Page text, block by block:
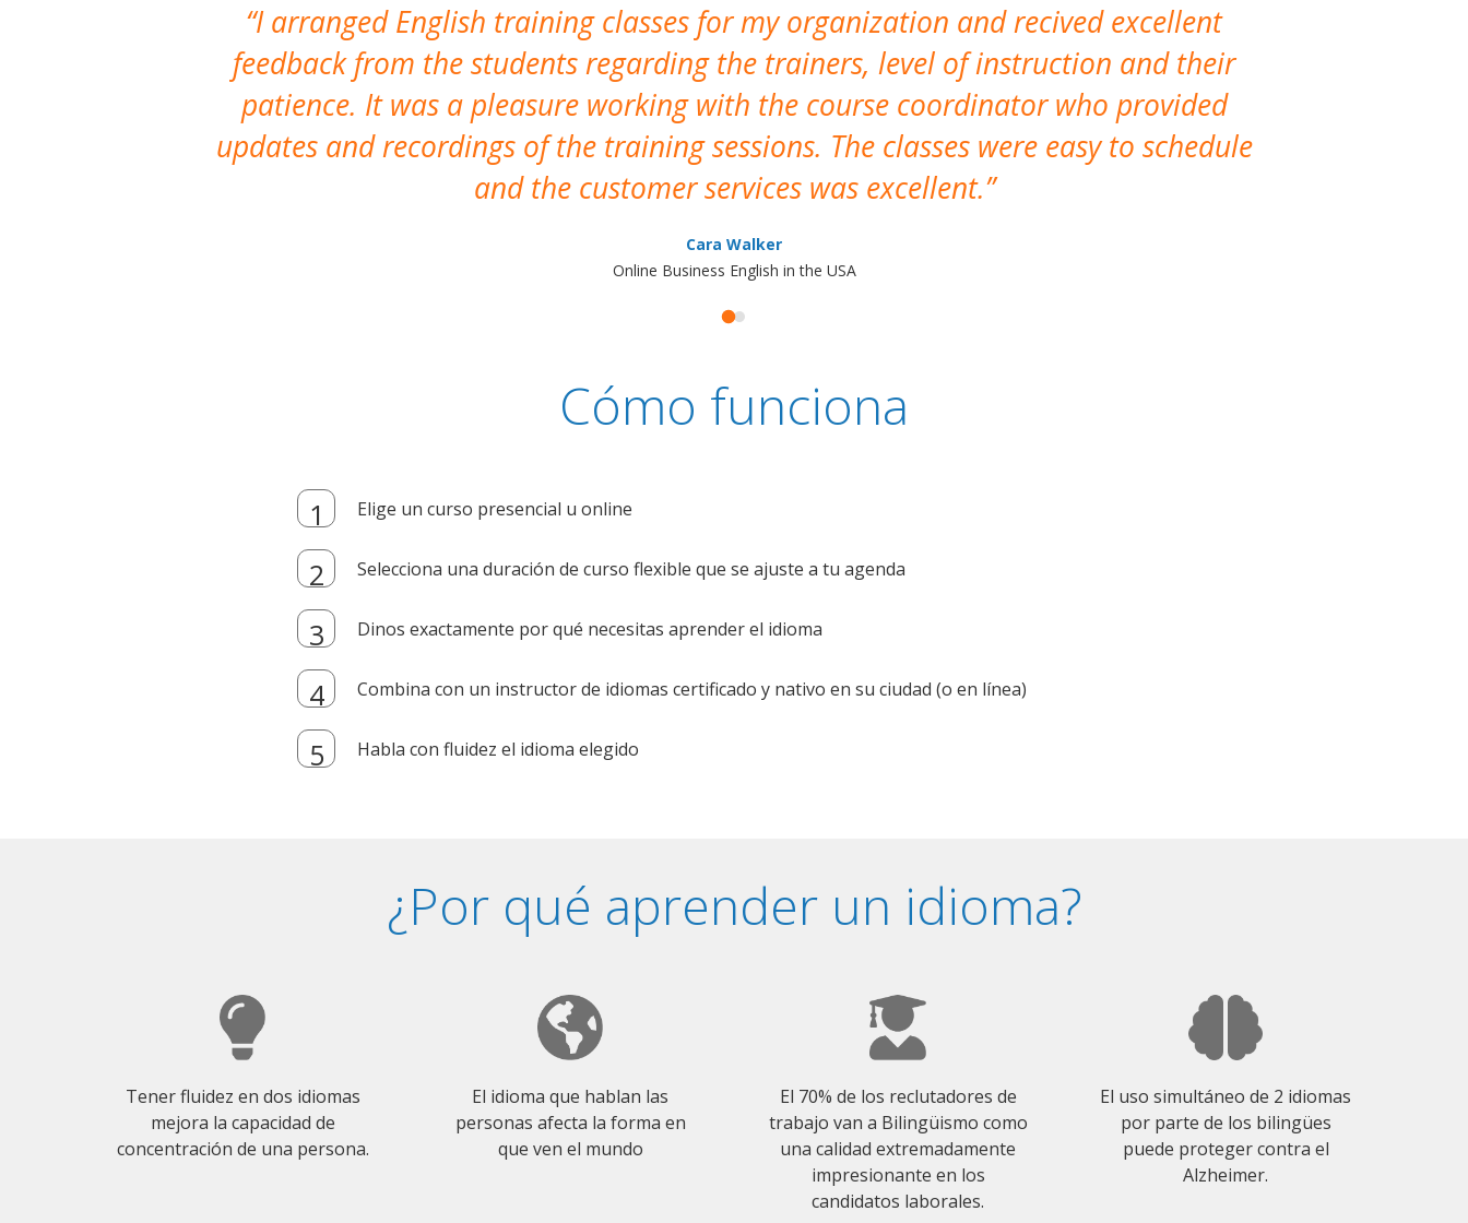
I arranged English training classes for my organization and recived excellent
feedback from the students regarding the trainers, level of instruction and their
patience. It was a pleasure working with the course coordinator who provided
updates and recordings of the training sessions. The classes were easy to schedule
and the customer services was excellent.
Cara Walker
Online Business English in the USA
Cómo funciona
Elige un curso presencial u online
Selecciona una duración de curso flexible que se ajuste a tu agenda
Dinos exactamente por qué necesitas aprender el idioma
Combina con un instructor de idiomas certificado y nativo en su ciudad (o en línea)
Habla con fluidez el idioma elegido
¿Por qué aprender un idioma?
Tener fluidez en dos idiomas
mejora la capacidad de
concentración de una persona.
El idioma que hablan las
personas afecta la forma en
que ven el mundo
El 70% de los reclutadores de
trabajo van a Bilingüismo como
una calidad extremadamente
impresionante en los
candidatos laborales.
El uso simultáneo de 2 idiomas
por parte de los bilingües
puede proteger contra el
Alzheimer.